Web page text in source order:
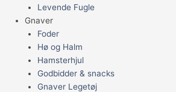
Levende Fugle
Gnaver
Foder
Hø og Halm
Hamsterhjul
Godbidder & snacks
Gnaver Legetøj